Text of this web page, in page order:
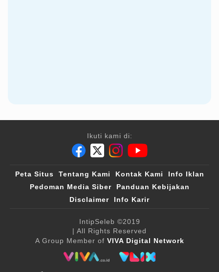
Ikuti kami di:
Peta Situs Tentang Kami Kontak Kami
Info Iklan
Pedoman Media Siber
Panduan Kebijakan
Disclaimer
Info Karir
IntipSeleb ©2019
| All Rights Reserved
A Group Member of VIVA Digital Network